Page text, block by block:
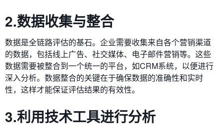
2.数据收集与整合
数据是全链路评估的基石。企业需要收集来自各个营销渠道
的数据，包括线上广告、社交媒体、电子邮件营销等。这些
数据需要被整合到一个统一的平台，如CRM系统，以便进行
深入分析。数据整合的关键在于确保数据的准确性和实时
性，这样才能保证评估结果的有效性。
3.利用技术工具进行分析